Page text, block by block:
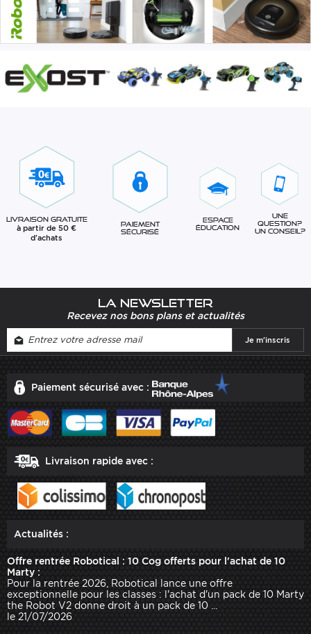
Livraison gratuite
à partir de 50 €
d'achats
Paiement
sécurisé
Espace
éducation
Une
question?
Un conseil?
La newsletter
Recevez nos bons plans et actualités
Paiement sécurisé avec :
Livraison rapide avec :
Actualités :
Offre rentrée Robotical : 10 Cog offerts pour l'achat de 10
Marty :
Pour la rentrée 2026, Robotical lance une offre
exceptionnelle pour les classes : l'achat d'un pack de 10 Marty
the Robot V2 donne droit à un pack de 10 ...
le 21/07/2026